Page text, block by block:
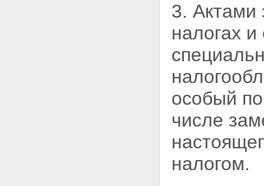
3. Актами
налогах
особый
числе
налогом.